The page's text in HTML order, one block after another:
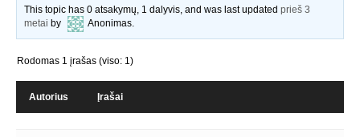
This topic has 0 atsakymų, 1 dalyvis, and was last updatedprieš 3
metai by Anonimas.
Rodomas 1 įrašas (viso: 1)
Autorius Įrašai